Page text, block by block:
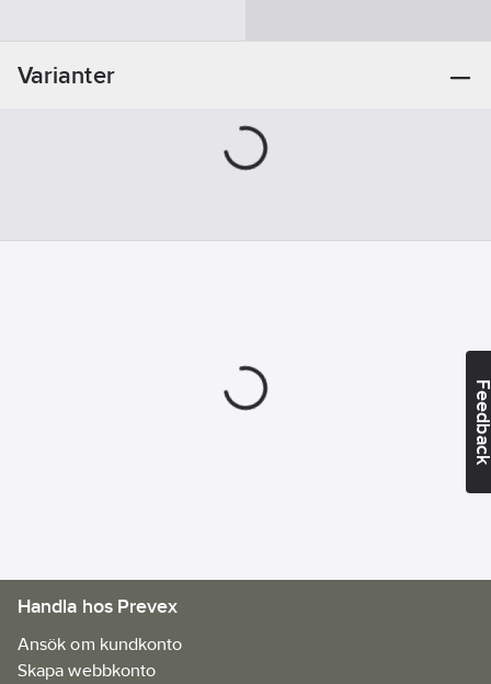
Varianter
Handla hos Prevex
Ansök om kundkonto
Skapa webbkonto